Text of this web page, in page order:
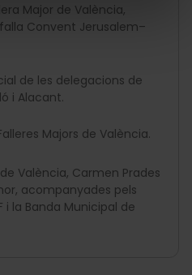
Major de València,
Convent Jerusalem–
de les delegacions de
i Alacant.
Majors de València.
València, Carmen Prades
acompanyades pels
la Banda Municipal de